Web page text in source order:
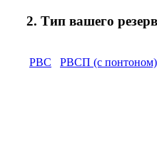
2. Тип вашего
РВС РВСП (с понтоном)